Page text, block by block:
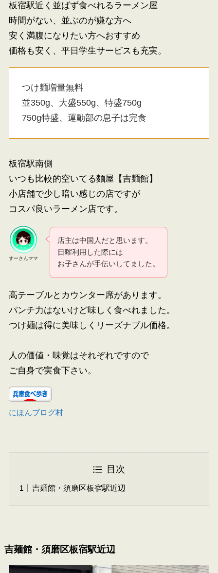
板宿駅近く並ばず食べれるラーメン屋
時間がない、並ぶのが嫌な方へ
安く満腹になりたい方へおすすめ
価格も安く、平日学生サービスも充実。
つけ麺増量無料
並350g、大盛550g、特盛750g
750g特盛、運動部の息子は完食
板宿駅南側
いつも比較的空いてる麵屋【吉麺館】
小店舗で少し暗い感じの店ですが
コスパ良いラーメン店です。
すーさんママ
店主は中国人だと思います。
日曜利用した際には
お子さんが手伝いしてました。
高テーブルとカウンター席があります。
パンチ力はないけど味しく食べれました。
つけ麺は得に美味しくリーズナブル価格。
人の価値・味覚はそれぞれですので
ご自身で実食下さい。
にほんブログ村
目次
吉麺館・須磨区板宿駅近辺
吉麺館・須磨区板宿駅近辺